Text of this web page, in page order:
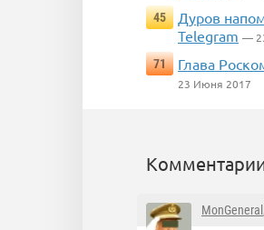
45
Дуров
Telegram —
71
Глава
23 Июня 2017
MonGeneral